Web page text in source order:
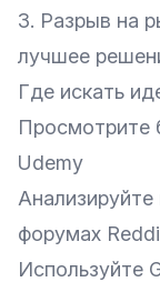
3. Разрыв на
лучшее
Где искать
Просмотрите
Udemy
форумах
Используйте